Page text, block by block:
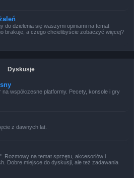
do dzielenia się waszymi opiniami na temat
brakuje, a czego chcielibyście zobaczyć więcej?
Dyskusje
współczesne platformy. Pecety, konsole i gry
z dawnych lat.
Rozmowy na temat sprzętu, akcesoriów i
Dobre miejsce do dyskusji, ale też zadawania